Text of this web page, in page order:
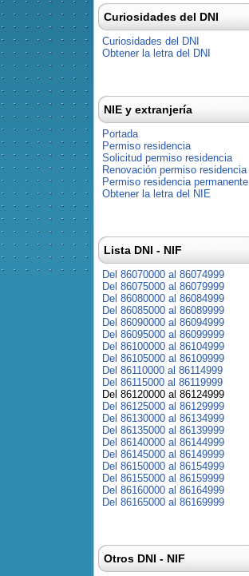
Curiosidades del DNI
Curiosidades del DNI
Obtener la letra del DNI
NIE y extranjería
Portada
Permiso residencia
Solicitud permiso residencia
Renovación permiso residencia
Permiso residencia permanente
Obtener la letra del NIE
Lista DNI - NIF
Del 86070000 al 86074999
Del 86075000 al 86079999
Del 86080000 al 86084999
Del 86085000 al 86089999
Del 86090000 al 86094999
Del 86095000 al 86099999
Del 86100000 al 86104999
Del 86105000 al 86109999
Del 86110000 al 86114999
Del 86115000 al 86119999
Del 86120000 al 86124999
Del 86125000 al 86129999
Del 86130000 al 86134999
Del 86135000 al 86139999
Del 86140000 al 86144999
Del 86145000 al 86149999
Del 86150000 al 86154999
Del 86155000 al 86159999
Del 86160000 al 86164999
Del 86165000 al 86169999
Otros DNI - NIF